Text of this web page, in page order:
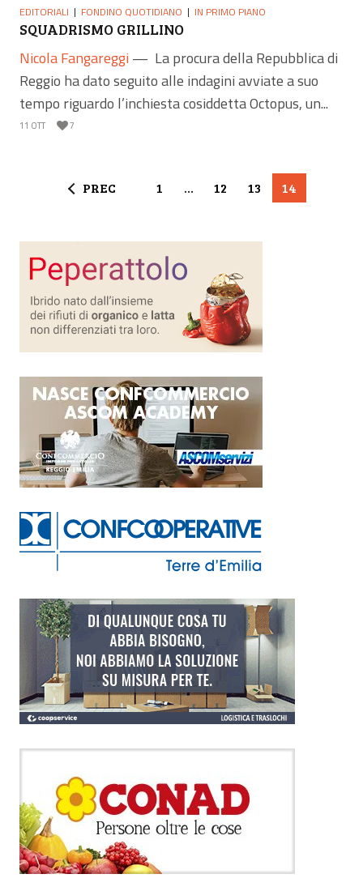
EDITORIALI FONDINO QUOTIDIANO IN PRIMO PIANO
SQUADRISMO GRILLINO
Nicola Fangareggi — La procura della Repubblica di
Reggio ha dato seguito alle indagini avviate a suo
tempo riguardo l’inchiesta cosiddetta Octopus, un...
11 OTT 7
PREC 1 … 12 13 14